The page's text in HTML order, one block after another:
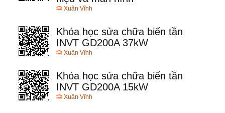
Xuân Vĩnh
Khóa học sửa chữa biến tần
INVT GD200A 37kW
Xuân Vĩnh
Khóa học sửa chữa biến tần
INVT GD200A 15kW
Xuân Vĩnh